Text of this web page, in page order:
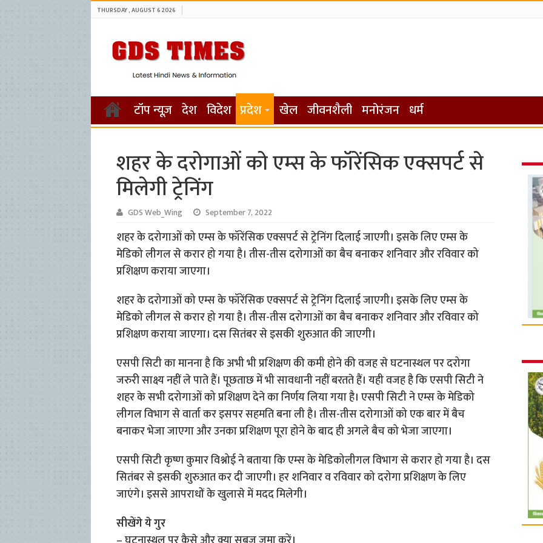
THURSDAY , AUGUST 6 2026
टॉप न्यूज़ देश विदेश प्रदेश खेल जीवनशैली मनोरंजन धर्म
शहर के दरोगाओं को एम्स के फॉरेंसिक एक्सपर्ट से
मिलेगी ट्रेनिंग
GDS Web_Wing September 7, 2022
शहर के दरोगाओं को एम्स के फॉरेंसिक एक्सपर्ट से ट्रेनिंग दिलाई जाएगी। इसके लिए एम्स के
मेडिको लीगल से करार हो गया है। तीस-तीस दरोगाओं का बैच बनाकर शनिवार और रविवार को
प्रशिक्षण कराया जाएगा।
शहर के दरोगाओं को एम्स के फॉरेंसिक एक्सपर्ट से ट्रेनिंग दिलाई जाएगी। इसके लिए एम्स के
मेडिको लीगल से करार हो गया है। तीस-तीस दरोगाओं का बैच बनाकर शनिवार और रविवार को
प्रशिक्षण कराया जाएगा। दस सितंबर से इसकी शुरुआत की जाएगी।
एसपी सिटी का मानना है कि अभी भी प्रशिक्षण की कमी होने की वजह से घटनास्थल पर दरोगा
जरुरी साक्ष्य नहीं ले पाते हैं। पूछताछ में भी सावधानी नहीं बरतते हैं। यही वजह है कि एसपी सिटी ने
शहर के सभी दरोगाओं को प्रशिक्षण देने का निर्णय लिया गया है। एसपी सिटी ने एम्स के मेडिको
लीगल विभाग से वार्ता कर इसपर सहमति बना ली है। तीस-तीस दरोगाओं को एक बार में बैच
बनाकर भेजा जाएगा और उनका प्रशिक्षण पूरा होने के बाद ही अगले बैच को भेजा जाएगा।
एसपी सिटी कृष्ण कुमार विश्नोई ने बताया कि एम्स के मेडिकोलीगल विभाग से करार हो गया है। दस
सितंबर से इसकी शुरुआत कर दी जाएगी। हर शनिवार व रविवार को दरोगा प्रशिक्षण के लिए
जाएंगे। इससे आपराधों के खुलासे में मदद मिलेगी।
सीखेंगे ये गुर